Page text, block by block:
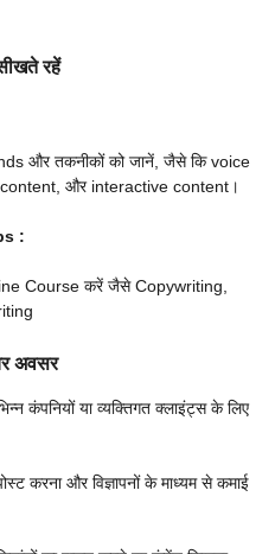
रहें
और तकनीकों को जानें, जैसे कि voice
और interactive content।
:
Course करें जैसे Copywriting,
अवसर
कंपनियों या व्यक्तिगत क्लाइंट्स के लिए
करना और विज्ञापनों के माध्यम से कमाई